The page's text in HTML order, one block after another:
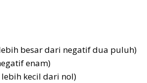
besar dari negatif dua puluh)
enam)
kecil dari nol)